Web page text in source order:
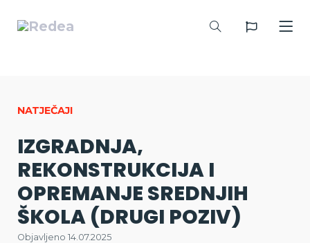
NATJEČAJI
IZGRADNJA,
REKONSTRUKCIJA I
OPREMANJE SREDNJIH
ŠKOLA (DRUGI POZIV)
Objavljeno 14.07.2025